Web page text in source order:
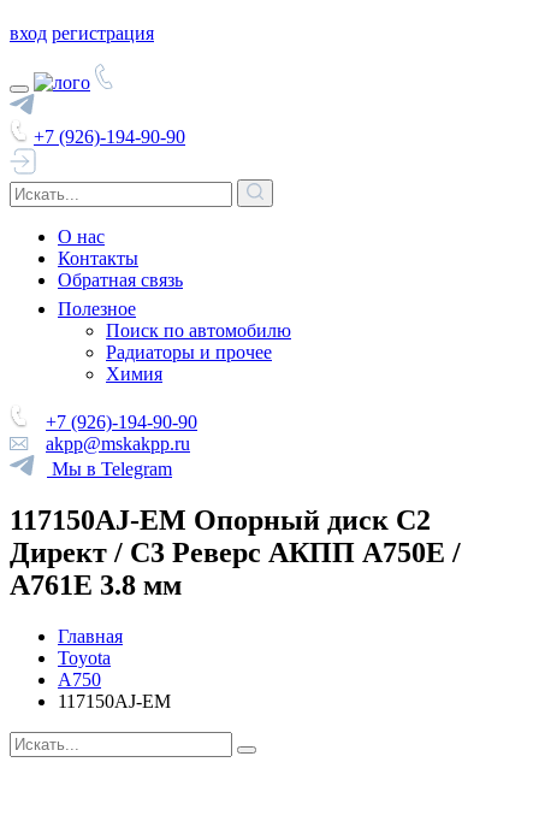
вход регистрация
+7 (926)-194-90-90
О нас
Контакты
Обратная связь
Полезное
Поиск по автомобилю
Радиаторы и прочее
Химия
+7 (926)-194-90-90
akpp@mskakpp.ru
Мы в Telegram
117150AJ-EM Опорный диск С2
Директ / С3 Реверс АКПП A750E /
A761E 3.8 мм
Главная
Toyota
A750
117150AJ-EM